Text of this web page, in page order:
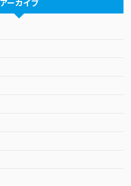
アーカイブ